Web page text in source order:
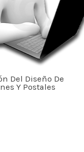
Del Diseño De
Y Postales